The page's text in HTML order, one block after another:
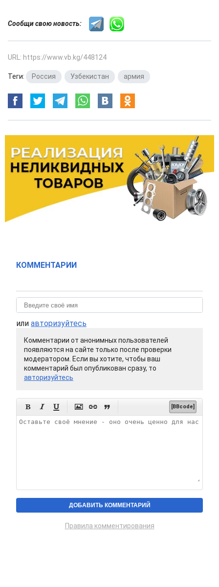
Сообщи свою новость:
URL: https://www.vb.kg/448124
Теги: Россия Узбекистан армия
КОММЕНТАРИИ
или авторизуйтесь
Комментарии от анонимных пользователей
появляются на сайте только после проверки
модератором. Если вы хотите, чтобы ваш
комментарий был опубликован сразу, то
авторизуйтесь
      [BBcode]
Правила комментирования